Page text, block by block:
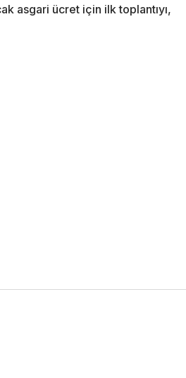
asgari ücret için ilk toplantıyı,